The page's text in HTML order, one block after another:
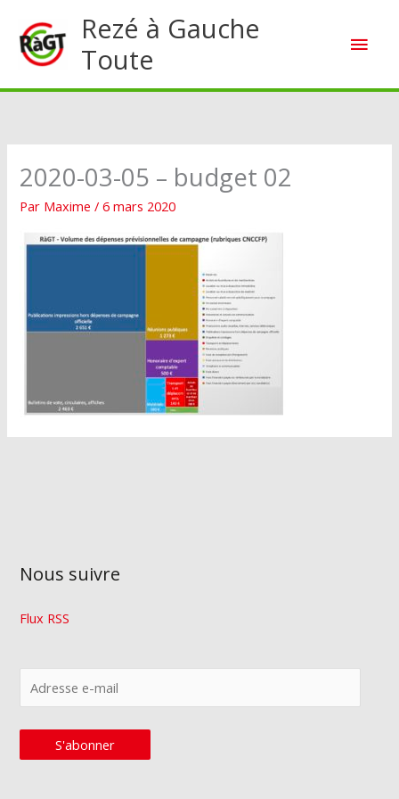
contenu
Rezé à Gauche
Toute
2020-03-05 – budget 02
Par Maxime/6 mars 2020
Nous suivre
Flux RSS
d
r
e
S'abonner